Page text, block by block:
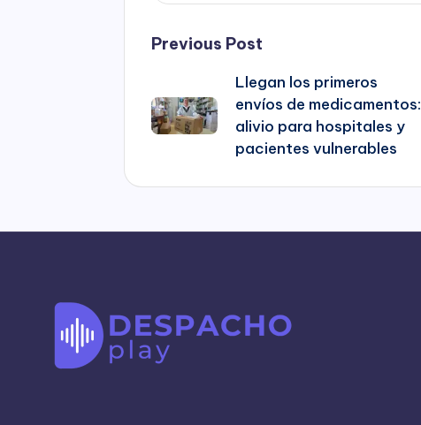
Post
navigation
Previous Post
Llegan los primeros
envíos de medicamentos:
alivio para hospitales y
pacientes vulnerables